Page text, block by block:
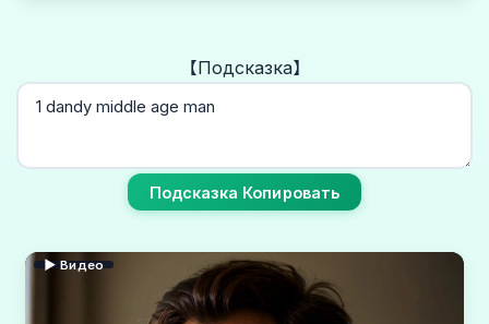
【Подсказка】
Подсказка Копировать
▶ Видео